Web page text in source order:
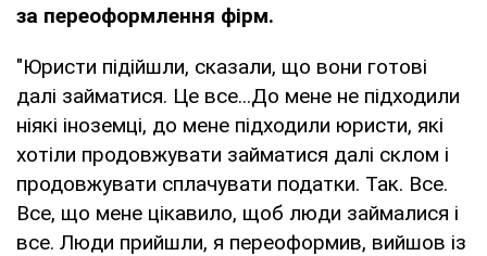
за переоформлення фірм.
"Юристи підійшли, сказали, що вони готові
далі займатися. Це все...До мене не підходили
ніякі іноземці, до мене підходили юристи, які
хотіли продовжувати займатися далі склом і
продовжувати сплачувати податки. Так. Все.
Все, що мене цікавило, щоб люди займалися і
все. Люди прийшли, я переоформив, вийшов із